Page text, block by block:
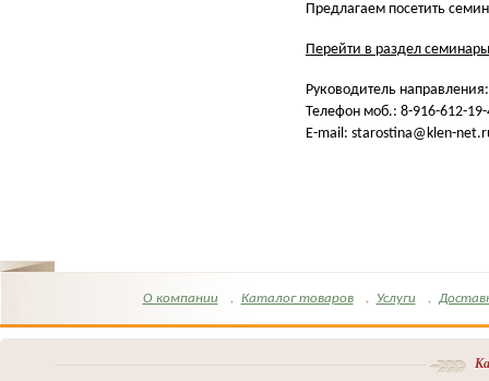
Предлагаем посетить
Перейти в раздел семинары
Руководитель направления:
Телефон моб.: 8-916-612-
E-mail: starostina@klen-
О компании Каталог товаров Услуги